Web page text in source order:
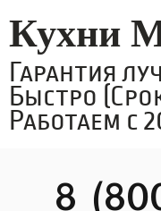
Кухни
Гарантия
Быстро
Работаем с
8